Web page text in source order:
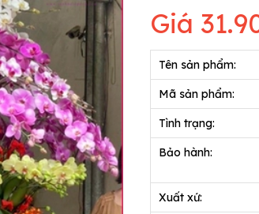
Giá
Tên sản phẩm:
Mã sản phẩm:
Tình trạng:
Bảo hành:
Xuất xứ: